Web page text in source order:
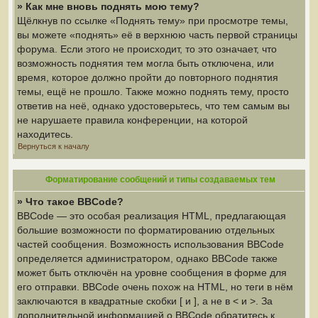
» Как мне вновь поднять мою тему?
Щёлкнув по ссылке «Поднять тему» при просмотре темы,
вы можете «поднять» её в верхнюю часть первой страницы
форума. Если этого не происходит, то это означает, что
возможность поднятия тем могла быть отключена, или
время, которое должно пройти до повторного поднятия
темы, ещё не прошло. Также можно поднять тему, просто
ответив на неё, однако удостоверьтесь, что тем самым вы
не нарушаете правила конференции, на которой
находитесь.
Вернуться к началу
Форматирование сообщений и типы создаваемых тем
» Что такое BBCode?
BBCode — это особая реализация HTML, предлагающая
большие возможности по форматированию отдельных
частей сообщения. Возможность использования BBCode
определяется администратором, однако BBCode также
может быть отключён на уровне сообщения в форме для
его отправки. BBCode очень похож на HTML, но теги в нём
заключаются в квадратные скобки [ и ], а не в < и >. За
дополнительной информацией о BBCode обратитесь к